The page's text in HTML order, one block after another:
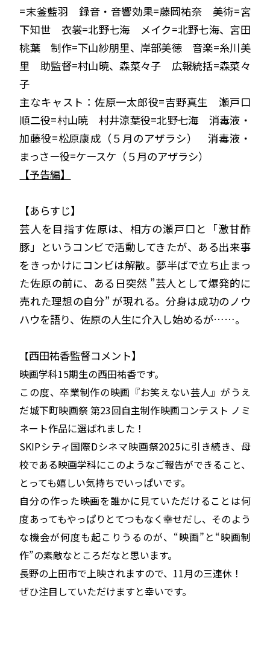
=末釜藍羽 録音・音響効果=藤岡祐奈 美術=宮
下知世 衣裳=北野七海 メイク=北野七海、宮田
桃葉 制作=下山紗朋里、岸部美徳 音楽=糸川美
里 助監督=村山暁、森菜々子 広報統括=森菜々
子
主なキャスト：佐原一太郎役=吉野真生 瀬戸口
順二役=村山暁 村井涼葉役=北野七海 消毒液・
加藤役=松原康成（５月のアザラシ） 消毒液・
まっさー役=ケースケ（５月のアザラシ）
【予告編】
【あらすじ】
芸人を目指す佐原は、相方の瀬戸口と「激甘酢
豚」というコンビで活動してきたが、ある出来事
をきっかけにコンビは解散。夢半ばで立ち止まっ
た佐原の前に、ある日突然 ”芸人として爆発的に
売れた理想の自分” が現れる。分身は成功のノウ
ハウを語り、佐原の人生に介入し始めるが……。
【西田祐香監督コメント】
映画学科15期生の西田祐香です。
この度、卒業制作の映画『お笑えない芸人』がうえ
だ城下町映画祭 第23回自主制作映画コンテスト ノミ
ネート作品に選ばれました！
SKIPシティ国際Dシネマ映画祭2025に引き続き、母
校である映画学科にこのようなご報告ができること、
とっても嬉しい気持ちでいっぱいです。
自分の作った映画を誰かに見ていただけることは何
度あってもやっぱりとてつもなく幸せだし、 そのよう
な機会が何度も起こりうるのが、“映画”と“映画制
作”の素敵なところだなと思います。
長野の上田市で上映されますので、11月の三連休！
ぜひ注目していただけますと幸いです。